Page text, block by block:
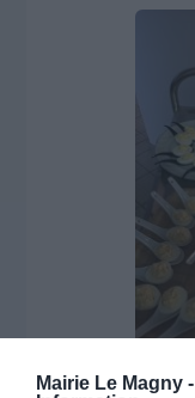
Mairie Le Magny -